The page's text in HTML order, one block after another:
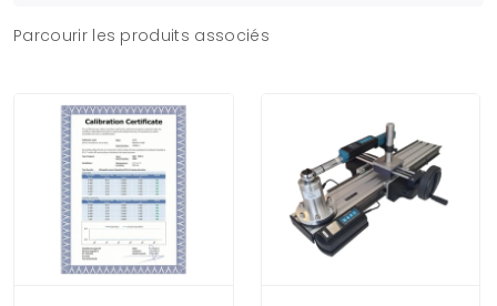
Parcourir les produits associés